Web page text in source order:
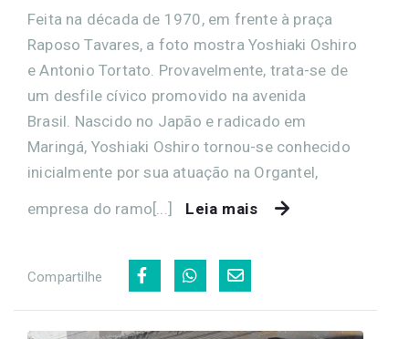
Feita na década de 1970, em frente à praça
Raposo Tavares, a foto mostra Yoshiaki Oshiro
e Antonio Tortato. Provavelmente, trata-se de
um desfile cívico promovido na avenida
Brasil. Nascido no Japão e radicado em
Maringá, Yoshiaki Oshiro tornou-se conhecido
inicialmente por sua atuação na Organtel,
empresa do ramo[...]
Leia mais
Compartilhe